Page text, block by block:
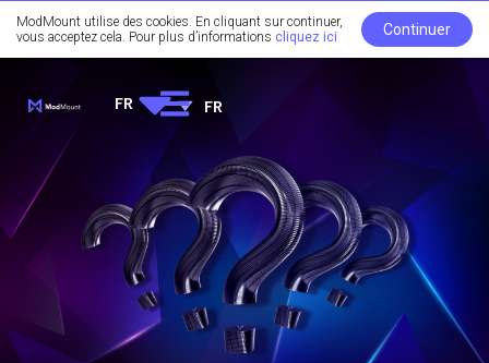
FR FR
ModMount utilise des cookies. En cliquant sur continuer,
vous acceptez cela. Pour plus d’informations cliquez ici Continuer